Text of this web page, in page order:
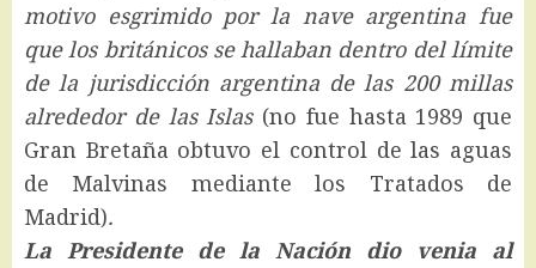
motivo esgrimido por la nave argentina fue
que los británicos se hallaban dentro del límite
de la jurisdicción argentina de las 200 millas
alrededor de las Islas (no fue hasta 1989 que
Gran Bretaña obtuvo el control de las aguas
de Malvinas mediante los Tratados de
Madrid).
La Presidente de la Nación dio venia al